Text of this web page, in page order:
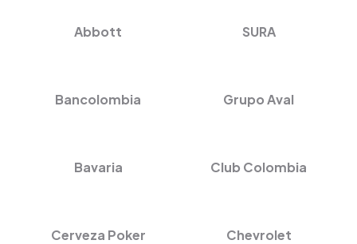
Abbott SURA
Bancolombia Grupo Aval
Bavaria Club Colombia
Cerveza Poker Chevrolet